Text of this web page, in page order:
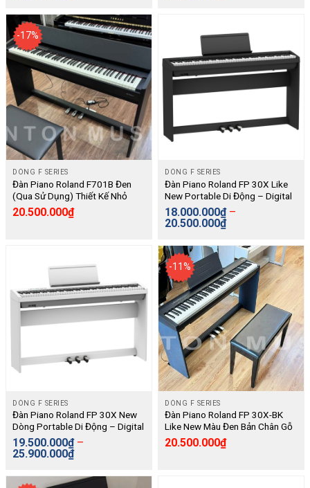
-17%
DÒNG F SERIES
Đàn Piano Roland F701B Đen
(Qua Sử Dụng) Thiết Kế Nhỏ
Gọn, Có Bluetooth Không Dây –
Digital
20.500.000₫
DÒNG F SERIES
Đàn Piano Roland FP 30X Like
New Portable Di Động – Digital
18.000.000₫–
20.500.000₫
DÒNG F SERIES
Đàn Piano Roland FP 30X New
Dòng Portable Di Động – Digital
19.500.000₫–
25.900.000₫
-11%
DÒNG F SERIES
Đàn Piano Roland FP 30X-BK
Like New Màu Đen Bản Chân Gỗ
(KSC-70) Và 3 Pedal Liền (KPD-
70) Dòng Portable Di Động –
20.500.000₫